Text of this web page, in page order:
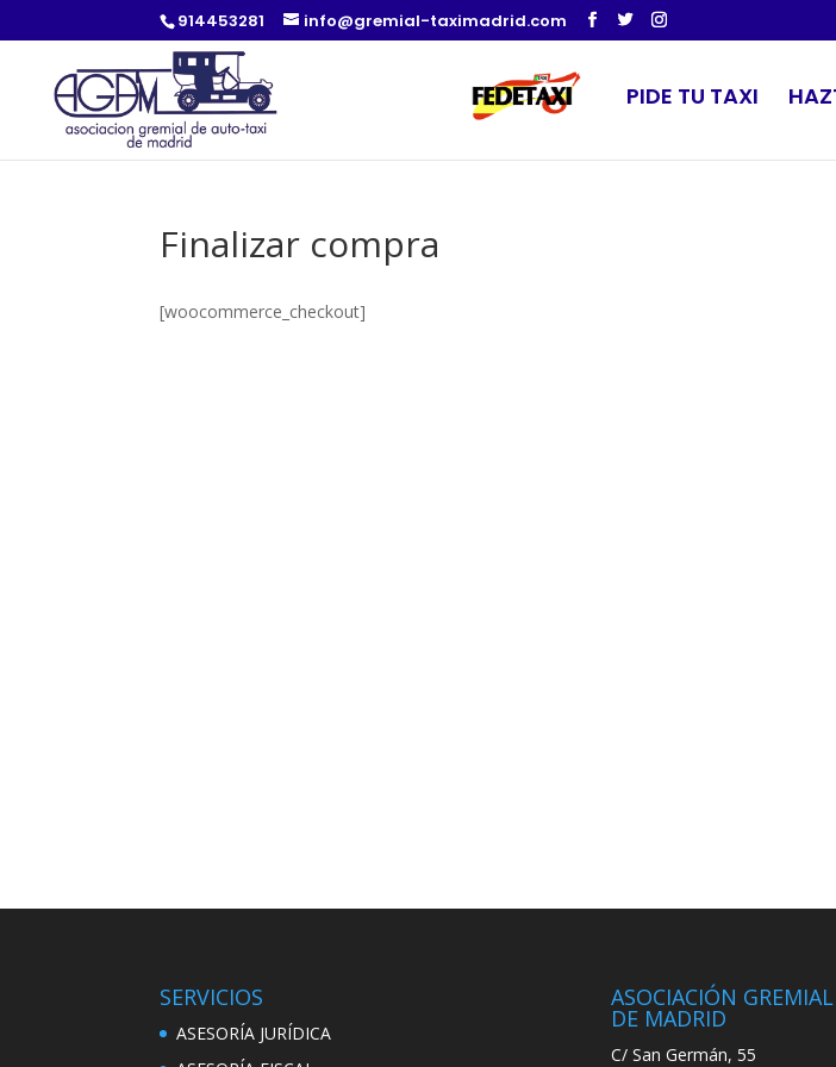
914453281 info@gremial-taximadrid.com
PIDE TU TAXI
Finalizar compra
[woocommerce_checkout]
SERVICIOS
ASESORÍA JURÍDICA
ASOCIACIÓN
DE MADRID
C/ San Germán, 55